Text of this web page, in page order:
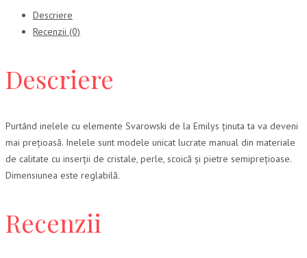
Descriere
Recenzii (0)
Descriere
Purtând inelele cu elemente Svarowski de la Emilys ținuta ta va deveni
mai prețioasă. Inelele sunt modele unicat lucrate manual din materiale
de calitate cu inserții de cristale, perle, scoică și pietre semiprețioase.
Dimensiunea este reglabilă.
Recenzii